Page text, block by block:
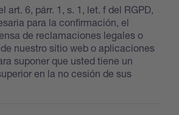
art. 6, párr. 1, s. 1, let. f del RGPD,
para la confirmación, el
de reclamaciones legales o
nuestro sitio web o aplicaciones
suponer que usted tiene un
en la no cesión de sus